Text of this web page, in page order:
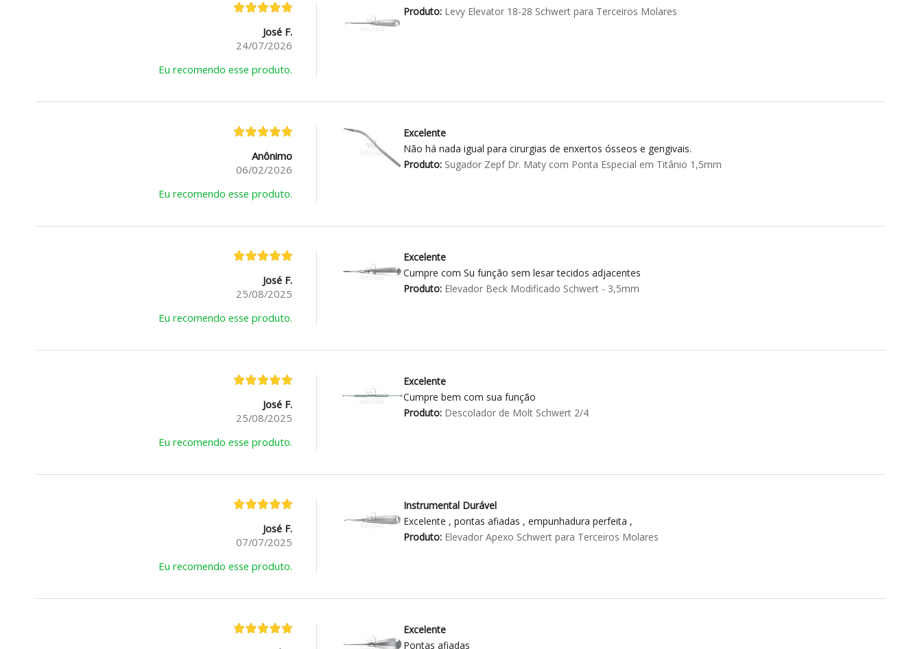
José F.
24/07/2026
Eu recomendo esse produto.
Produto:Levy Elevator 18-28 Schwert para Terceiros Molares
Anônimo
06/02/2026
Eu recomendo esse produto.
Excelente
Não há nada igual para cirurgias de enxertos ósseos e gengivais.
Produto:Sugador Zepf Dr. Maty com Ponta Especial em Titânio 1,5mm
José F.
25/08/2025
Eu recomendo esse produto.
Excelente
Cumpre com Su função sem lesar tecidos adjacentes
Produto:Elevador Beck Modificado Schwert - 3,5mm
José F.
25/08/2025
Eu recomendo esse produto.
Excelente
Cumpre bem com sua função
Produto:Descolador de Molt Schwert 2/4
José F.
07/07/2025
Eu recomendo esse produto.
Instrumental Durável
Excelente , pontas afiadas , empunhadura perfeita ,
Produto:Elevador Apexo Schwert para Terceiros Molares
Excelente
Pontas afiadas